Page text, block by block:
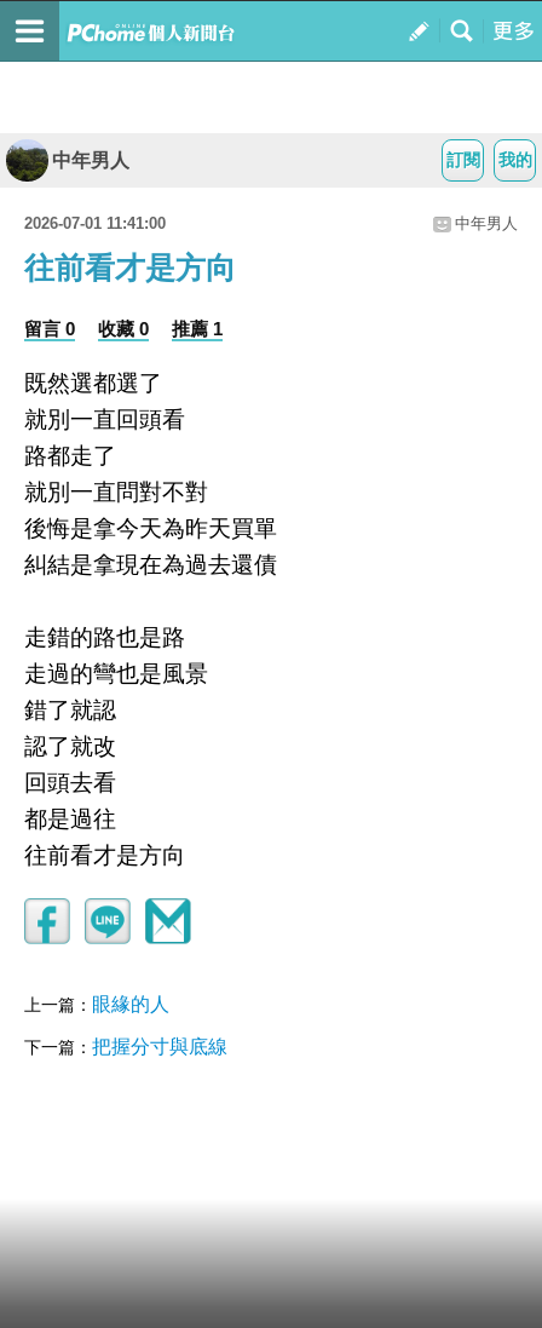
我的
訂閱
中年男人
2026-07-01 11:41:00 中年男人
往前看才是方向
留言 0 收藏 0 推薦 1
既然選都選了
就別一直回頭看
路都走了
就別一直問對不對
後悔是拿今天為昨天買單
糾結是拿現在為過去還債
走錯的路也是路
走過的彎也是風景
錯了就認
認了就改
回頭去看
都是過往
往前看才是方向
上一篇： 眼緣的人
下一篇： 把握分寸與底線